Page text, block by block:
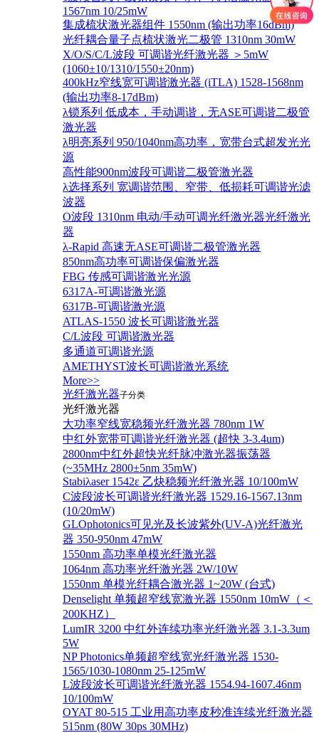
1567nm 10/25mW
集成梳状激光器组件 1550nm (输出功率16dBm)
光纤耦合量子点梳状激光二极管 1310nm 30mW
X/O/S/C/L波段 可调谐光纤激光器 ＞5mW
(1060±10/1310/1550±20nm)
400kHz窄线宽可调谐激光器 (iTLA) 1528-1568nm
(输出功率8-17dBm)
λ锁系列 低成本，手动调谐，无ASE可调谐二极管
激光器
λ明亮系列 950/1040nm高功率，宽带台式超发光光
源
高性能900nm波段可调谐二极管激光器
λ选择系列 宽调谐范围、窄带、低损耗可调谐光滤
波器
O波段 1310nm 电动/手动可调光纤激光器光纤激光
器
λ-Rapid 高速无ASE可调谐二极管激光器
850nm高功率可调谐保偏激光器
FBG 传感可调谐激光光源
6317A-可调谐激光源
6317B-可调谐激光源
ATLAS-1550 波长可调谐激光器
C/L波段 可调谐激光器
多通道可调谐光源
AMETHYST波长可调谐激光系统
More>>
光纤激光器子分类
光纤激光器
大功率窄线宽稳频光纤激光器 780nm 1W
中红外宽带可调谐光纤激光器 (超快 3-3.4um)
2800nm中红外超快光纤脉冲激光器振荡器
(~35MHz 2800±5nm 35mW)
Stabiλaser 1542ε 乙炔稳频光纤激光器 10/100mW
C波段波长可调谐光纤激光器 1529.16-1567.13nm
(10/20mW)
GLOphotonics可见光及长波紫外(UV-A)光纤激光
器 350-950nm 47mW
1550nm 高功率单模光纤激光器
1064nm 高功率光纤激光器 2W/10W
1550nm 单模光纤耦合激光器 1~20W (台式)
Denselight 单频超窄线宽激光器 1550nm 10mW（＜
200KHZ）
LumIR 3200 中红外连续功率光纤激光器 3.1-3.3um
5W
NP Photonics单频超窄线宽光纤激光器 1530-
1565/1030-1080nm 25-125mW
L波段波长可调谐光纤激光器 1554.94-1607.46nm
10/100mW
OYAT 80-515 工业用高功率皮秒准连续光纤激光器
515nm (80W 30ps 30MHz)